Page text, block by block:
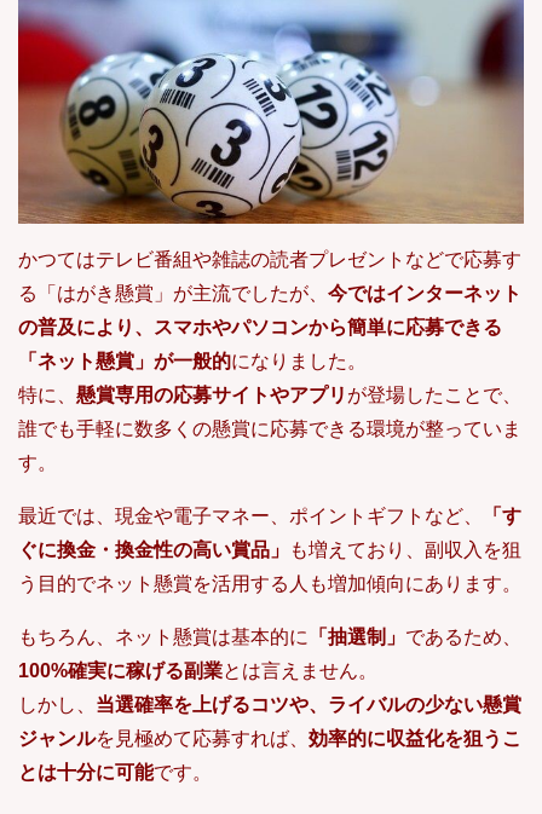
かつてはテレビ番組や雑誌の読者プレゼントなどで応募す
る「はがき懸賞」が主流でしたが、 今ではインターネット
の普及により、スマホやパソコンから簡単に応募できる
「ネット懸賞」が一般的になりました。
特に、 懸賞専用の応募サイトやアプリ が登場したことで、
誰でも手軽に数多くの懸賞に応募できる環境が整っていま
す。
最近では、現金や電子マネー、ポイントギフトなど、
「す
ぐに換金・換金性の高い賞品」
も増えており、副収入を狙
う目的でネット懸賞を活用する人も増加傾向にあります。
もちろん、ネット懸賞は基本的に 「抽選制」 であるため、
100%確実に稼げる副業とは言えません。
しかし、 当選確率を上げるコツや、ライバルの少ない懸賞
ジャンルを見極めて応募すれば、 効率的に収益化を狙うこ
とは十分に可能です。